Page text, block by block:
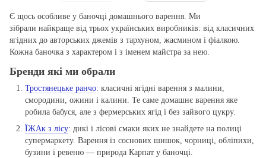
Є щось особливе у баночці домашнього варення. Ми
зібрали найкраще від трьох українських виробників: від класичних
ягідних до авторських джемів з тархуном, жасмином і фіалкою.
Кожна баночка з характером і з іменем майстра за нею.
Бренди які ми обрали
Тростянецьке ранчо: класичні ягідні варення з малини,
смородини, ожини і калини. Те саме домашнє варення яке
робила бабуся, але з фермерських ягід і без зайвого цукру.
ЇЖАк з лісу: дикі і лісові смаки яких не знайдете на полиці
супермаркету. Варення із соснових шишок, чорниці, обліпихи,
бузини і ревеню — природа Карпат у баночці.